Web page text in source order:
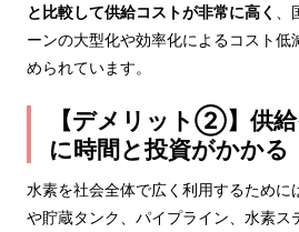
と比較して供給コストが非常に高く 、
ーンの大型化や効率化によるコスト低
められています。
【デメリット②】供
に時間と投資がかかる
水素を社会全体で広く利用するために
や貯蔵タンク、パイプライン、水素ス